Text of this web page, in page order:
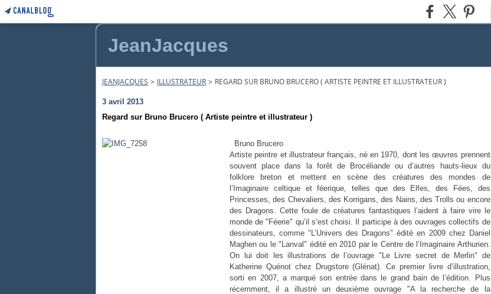
JeanJacques
JEANJACQUES > ILLUSTRATEUR > REGARD SUR BRUNO BRUCERO ( ARTISTE PEINTRE ET ILLUSTRATEUR )
3 avril 2013
Regard sur Bruno Brucero ( Artiste peintre et illustrateur )
Bruno Brucero
Artiste peintre et illustrateur français, né en 1970, dont les œuvres prennent
souvent place dans la forêt de Brocéliande ou d’autres hauts-lieux du
folklore breton et mettent en scène des créatures des mondes de
l’Imaginaire celtique et féerique, telles que des Elfes, des Fées, des
Princesses, des Chevaliers, des Korrigans, des Nains, des Trolls ou encore
des Dragons. Cette foule de créatures fantastiques l’aident à faire vire le
monde de "Féerie" qu’il s’est choisi. Il participe à des ouvrages collectifs de
dessinateurs, comme "L’Univers des Dragons" édité en 2009 chez Daniel
Maghen ou le "Lanval" édité en 2010 par le Centre de l’Imaginaire Arthurien.
On lui doit les illustrations de l’ouvrage "Le Livre secret de Merlin" de
Katherine Quénot chez Drugstore (Glénat). Ce premier livre d’illustration,
sorti en 2007, a marqué son entrée dans le grand bain de l’édition. Plus
récemment, il a illustré un deuxième ouvrage "A la recherche de la